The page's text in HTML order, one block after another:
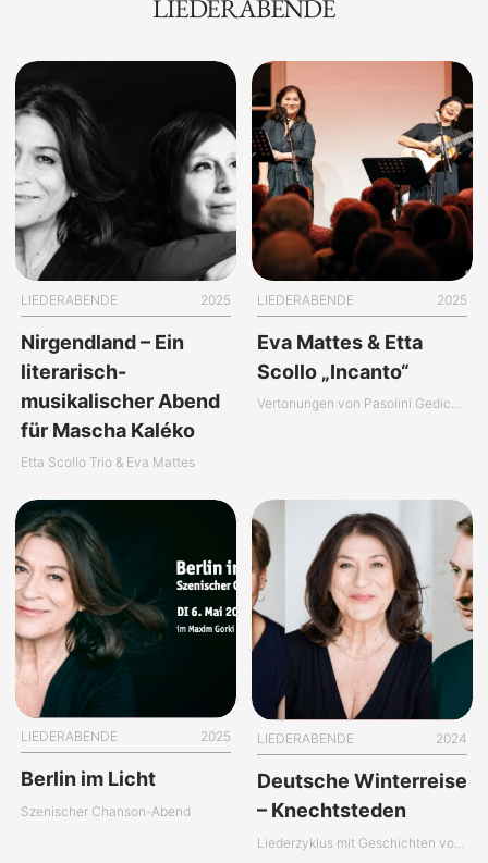
LIEDERABENDE
LIEDERABENDE 2025
Nirgendland – Ein
literarisch-
musikalischer Abend
für Mascha Kaléko
Etta Scollo Trio & Eva Mattes
LIEDERABENDE 2025
Eva Mattes & Etta
Scollo „Incanto“
Vertonungen von Pasolini Gedichten
LIEDERABENDE 2025
Berlin im Licht
Szenischer Chanson-Abend
LIEDERABENDE 2024
Deutsche Winterreise
– Knechtsteden
Liederzyklus mit Geschichten von Menschen im Abseits